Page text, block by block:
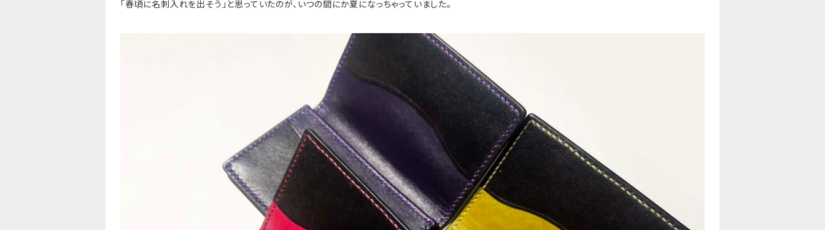
「春頃に名刺入れを出そう」と思っていたのが、いつの間にか夏になっちゃっていました。